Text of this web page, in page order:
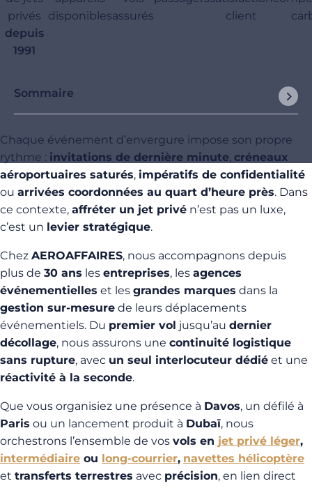
privés
depuis
1991
disponiblesassurés
client
Sommaire
Chaque événement d’envergure impose son propre
rythme : invitations de dernière minute, créneaux
aéroportuaires saturés, impératifs de confidentialité
ou arrivées coordonnées au quart d’heure près. Dans
ce contexte, affréter un jet privé n’est pas un luxe,
c’est un levier stratégique.
Chez AEROAFFAIRES, nous accompagnons depuis
plus de 30 ans les entreprises, les agences
événementielles et les grandes marques dans la
gestion sur-mesure de leurs déplacements
événementiels. Du premier vol jusqu’au dernier
décollage, nous assurons une continuité logistique
sans rupture, avec un seul interlocuteur dédié et une
réactivité à la seconde.
Que vous organisiez une présence à Davos, un défilé à
Paris ou un lancement produit à Dubaï, nous
orchestrons l’ensemble de vos vols en jet privé léger,
intermédiaire ou long-courrier, navettes hélicoptère
et transferts terrestres avec précision, en lien direct